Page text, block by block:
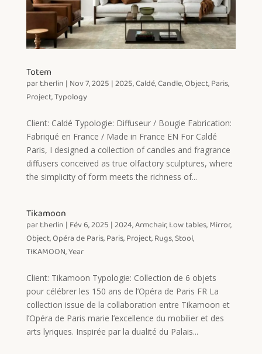
Totem
part.herlin | Nov 7, 2025 |2025,Caldé,Candle,Object,Paris,
Project,Typology
Client: Caldé Typologie: Diffuseur / Bougie Fabrication:
Fabriqué en France / Made in France EN For Caldé
Paris, I designed a collection of candles and fragrance
diffusers conceived as true olfactory sculptures, where
the simplicity of form meets the richness of...
Tikamoon
part.herlin | Fév 6, 2025 |2024,Armchair,Low tables,Mirror,
Object,Opéra de Paris,Paris,Project,Rugs,Stool,
TIKAMOON,Year
Client: Tikamoon Typologie: Collection de 6 objets
pour célébrer les 150 ans de l’Opéra de Paris FR La
collection issue de la collaboration entre Tikamoon et
l’Opéra de Paris marie l’excellence du mobilier et des
arts lyriques. Inspirée par la dualité du Palais...